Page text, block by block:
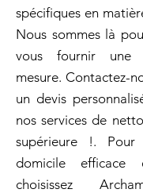
spécifiques en
Nous sommes là
vous fournir une
mesure. Contactez-
un devis
nos services de
supérieure !.
domicile efficace
choisissez